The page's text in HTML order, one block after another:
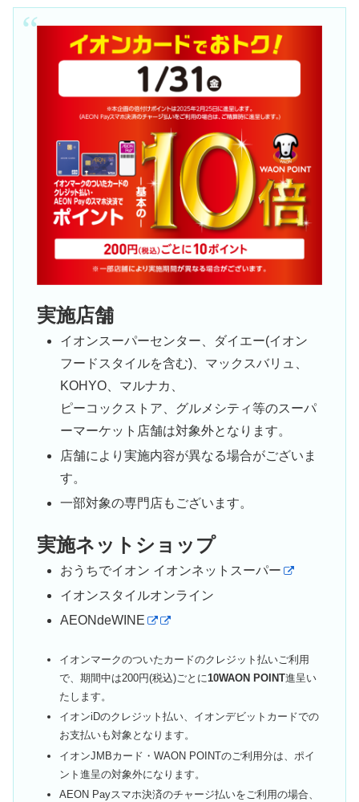
実施店舗
イオンスーパーセンター、ダイエー(イオン
フードスタイルを含む)、マックスバリュ、
KOHYO、マルナカ、
ピーコックストア、グルメシティ等のスーパ
ーマーケット店舗は対象外となります。
店舗により実施内容が異なる場合がございま
す。
一部対象の専門店もございます。
実施ネットショップ
おうちでイオン イオンネットスーパー
イオンスタイルオンライン
AEONdeWINE
イオンマークのついたカードのクレジット払いご利用
で、期間中は200円(税込)ごとに 10WAON POINT進呈い
たします。
イオンiDのクレジット払い、イオンデビットカードでの
お支払いも対象となります。
イオンJMBカード・WAON POINTのご利用分は、ポイ
ント進呈の対象外になります。
AEON Payスマホ決済のチャージ払いをご利用の場合、